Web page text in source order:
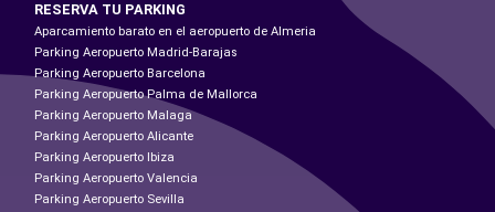
RESERVA TU PARKING
Aparcamiento barato en el aeropuerto de Almeria
Parking Aeropuerto Madrid-Barajas
Parking Aeropuerto Barcelona
Parking Aeropuerto Palma de Mallorca
Parking Aeropuerto Malaga
Parking Aeropuerto Alicante
Parking Aeropuerto Ibiza
Parking Aeropuerto Valencia
Parking Aeropuerto Sevilla